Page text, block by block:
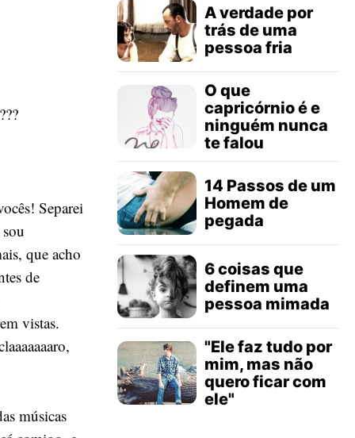
Separei
que acho
de
vistas.
músicas
A verdade por
trás de uma
pessoa fria
O que
capricórnio é e
ninguém nunca
te falou
14 Passos de um
Homem de
pegada
6 coisas que
definem uma
pessoa mimada
"Ele faz tudo por
mim, mas não
quero ficar com
ele"